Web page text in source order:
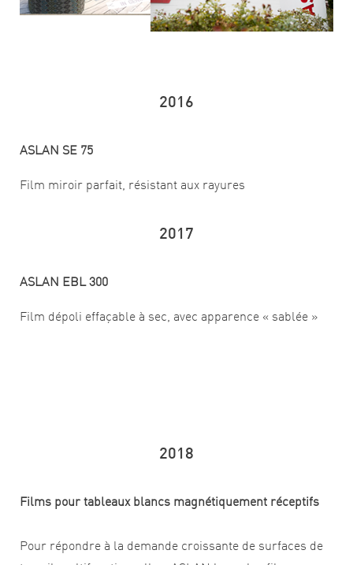
2016
ASLAN SE 75
Film miroir parfait, résistant aux rayures
2017
ASLAN EBL 300
Film dépoli effaçable à sec, avec apparence « sablée »
2018
Films pour tableaux blancs magnétiquement réceptifs
Pour répondre à la demande croissante de surfaces de